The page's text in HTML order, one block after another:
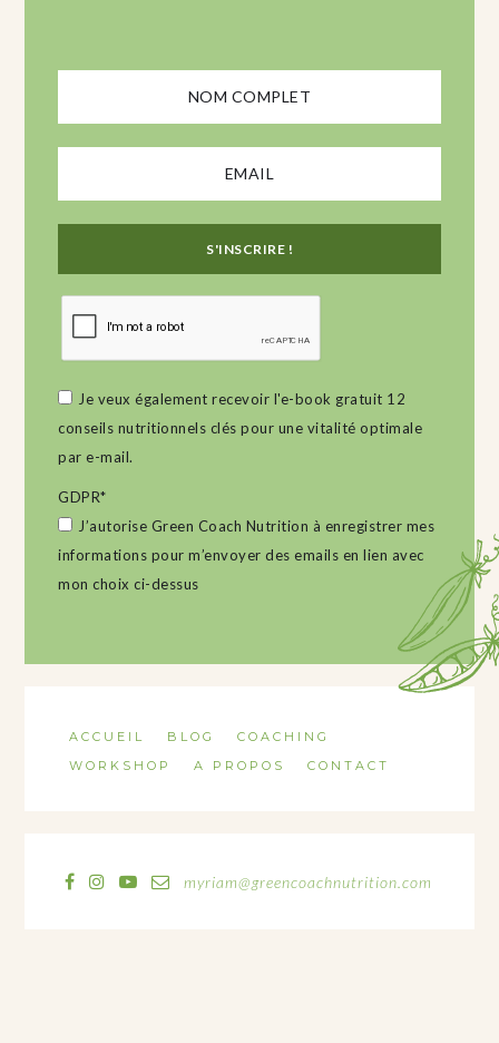
Je veux également recevoir l'e-book gratuit 12
conseils nutritionnels clés pour une vitalité optimale
par e-mail.
GDPR*
J’autorise Green Coach Nutrition à enregistrer mes
informations pour m’envoyer des emails en lien avec
mon choix ci-dessus
ACCUEIL BLOG
COACHING
WORKSHOP
A PROPOS CONTACT
myriam@greencoachnutrition.com